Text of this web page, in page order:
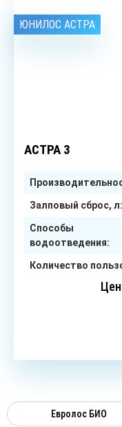
ЮНИЛОС АСТРА
АСТРА 3
Залповый сброс, л:
Способы
водоотведения:
Количество
Евролос БИО